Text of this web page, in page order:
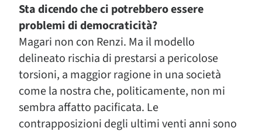
Sta dicendo che ci potrebbero essere
problemi di democraticità?
Magari non con Renzi. Ma il modello
delineato rischia di prestarsi a pericolose
torsioni, a maggior ragione in una società
come la nostra che, politicamente, non mi
sembra affatto pacificata. Le
contrapposizioni degli ultimi venti anni sono